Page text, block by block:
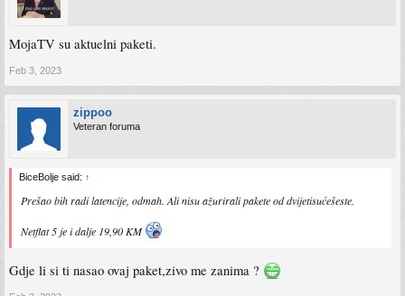
MojaTV su aktuelni paketi.
Feb 3, 2023
zippoo
Veteran foruma
BiceBolje said: ↑
Prešao bih radi latencije, odmah. Ali nisu ažurirali pakete od dvijetisućešeste.
Netflat 5 je i dalje 19,90 KM
Gdje li si ti nasao ovaj paket,zivo me zanima ?